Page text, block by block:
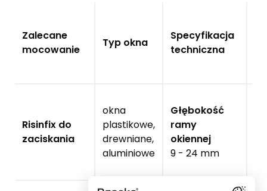
Zalecane
mocowanie
Typ okna
Specyfikacja
techniczna
Risinfix do
zaciskania
okna
plastikowe,
drewniane,
aluminiowe
Głębokość
ramy
okiennej
9 - 24 mm